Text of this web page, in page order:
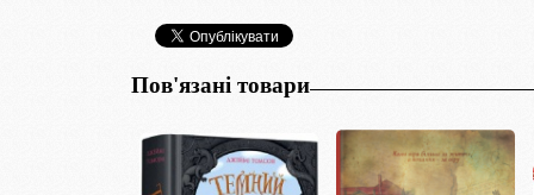
Пов'язані товари